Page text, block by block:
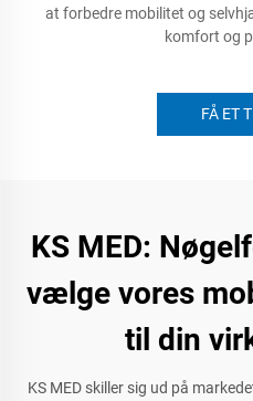
at forbedre mobilitet og
komfort og
FÅ ET
KS MED:
vælge vores
til din
KS MED skiller sig ud på